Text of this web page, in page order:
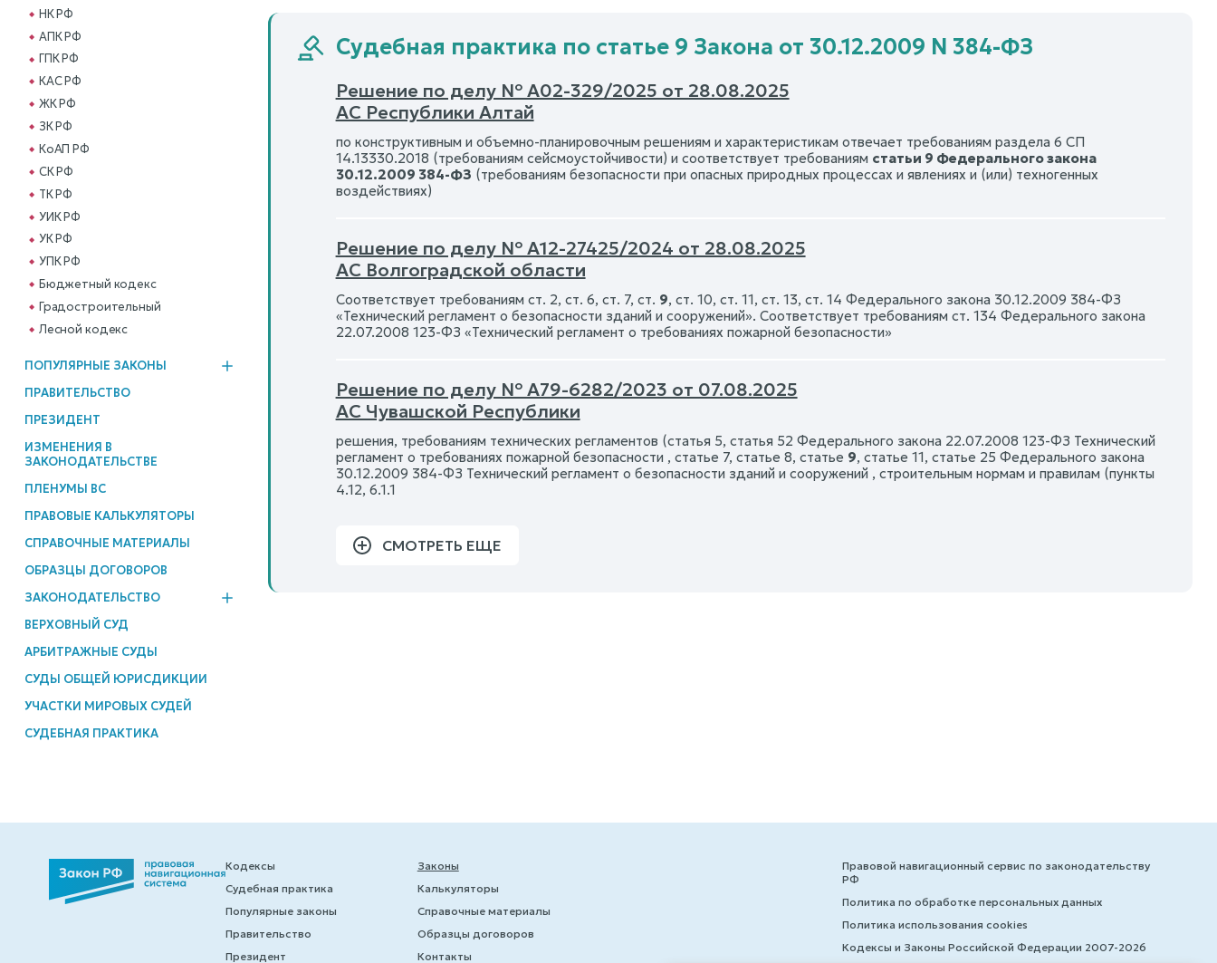
НК РФ
АПК РФ
ГПК РФ
КАС РФ
ЖК РФ
ЗК РФ
КоАП РФ
СК РФ
ТК РФ
УИК РФ
УК РФ
УПК РФ
Бюджетный кодекс
Градостроительный
Лесной кодекс
ПОПУЛЯРНЫЕ ЗАКОНЫ
ПРАВИТЕЛЬСТВО
ПРЕЗИДЕНТ
ИЗМЕНЕНИЯ В
ЗАКОНОДАТЕЛЬСТВЕ
ПЛЕНУМЫ ВС
ПРАВОВЫЕ КАЛЬКУЛЯТОРЫ
СПРАВОЧНЫЕ МАТЕРИАЛЫ
ОБРАЗЦЫ ДОГОВОРОВ
ЗАКОНОДАТЕЛЬСТВО
ВЕРХОВНЫЙ СУД
АРБИТРАЖНЫЕ СУДЫ
СУДЫ ОБЩЕЙ ЮРИСДИКЦИИ
УЧАСТКИ МИРОВЫХ СУДЕЙ
СУДЕБНАЯ ПРАКТИКА
Судебная практика по статье 9 Закона от 30.12.2009 N 384-ФЗ
Решение по делу № А02-329/2025 от 28.08.2025
АС Республики Алтай
по конструктивным и объемно-планировочным решениям и характеристикам отвечает требованиям раздела 6 СП
14.13330.2018 (требованиям сейсмоустойчивости) и соответствует требованиям статьи 9 Федерального закона
30.12.2009 384-ФЗ (требованиям безопасности при опасных природных процессах и явлениях и (или) техногенных
воздействиях)
Решение по делу № А12-27425/2024 от 28.08.2025
АС Волгоградской области
Соответствует требованиям ст. 2, ст. 6, ст. 7, ст. 9, ст. 10, ст. 11, ст. 13, ст. 14 Федерального закона 30.12.2009 384-ФЗ
«Технический регламент о безопасности зданий и сооружений». Соответствует требованиям ст. 134 Федерального закона
22.07.2008 123-ФЗ «Технический регламент о требованиях пожарной безопасности»
Решение по делу № А79-6282/2023 от 07.08.2025
АС Чувашской Республики
решения, требованиям технических регламентов (статья 5, статья 52 Федерального закона 22.07.2008 123-ФЗ Технический
регламент о требованиях пожарной безопасности , статье 7, статье 8, статье 9, статье 11, статье 25 Федерального закона
30.12.2009 384-ФЗ Технический регламент о безопасности зданий и сооружений , строительным нормам и правилам (пункты
4.12, 6.1.1
СМОТРЕТЬ ЕЩЕ
Кодексы
Судебная практика
Популярные законы
Правительство
Президент
Законы
Калькуляторы
Справочные материалы
Образцы договоров
Контакты
Правовой навигационный сервис по законодательству
РФ
Политика по обработке персональных данных
Политика использования cookies
Кодексы и Законы Российской Федерации 2007-2026